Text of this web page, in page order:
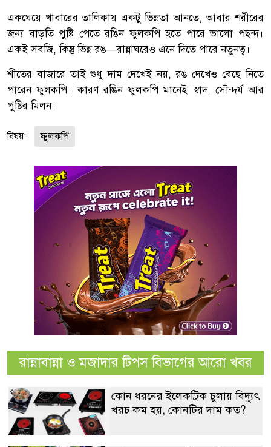
একঘেয়ে খাবারের তালিকায় একটু ভিন্নতা আনতে, আবার শরীরের
জন্য বাড়তি পুষ্টি পেতে রঙিন ফুলকপি হতে পারে ভালো পছন্দ।
একই সবজি, কিন্তু ভিন্ন রঙ—রান্নাঘরেও এনে দিতে পারে নতুনত্ব।
শীতের বাজারে তাই শুধু দাম দেখেই নয়, রঙ দেখেও বেছে নিতে
পারেন ফুলকপি। কারণ রঙিন ফুলকপি মানেই স্বাদ, সৌন্দর্য আর
পুষ্টির মিলন।
বিষয়: ফুলকপি
রান্নাবান্না ও মজাদার টিপস বিভাগের আরো খবর
কোন ধরনের ইলেকট্রিক চুলায় বিদ্যুৎ
খরচ কম হয়, কোনটির দাম কত?